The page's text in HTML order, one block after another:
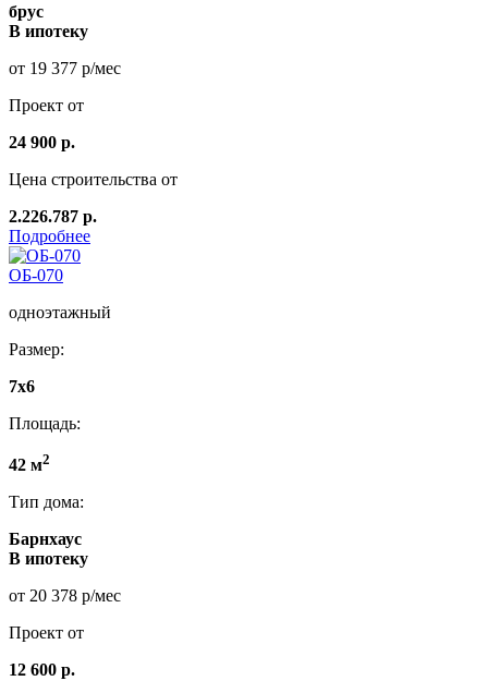
брус
В ипотеку
от 19 377 р/мес
Проект от
24 900 р.
Цена строительства от
2.226.787 р.
Подробнее
ОБ-070
одноэтажный
Размер:
7x6
Площадь:
42 м2
Тип дома:
Барнхаус
В ипотеку
от 20 378 р/мес
Проект от
12 600 р.